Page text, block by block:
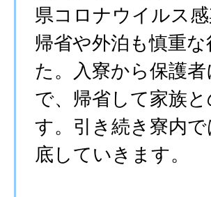
県コロナウイルス
帰省や外泊も慎重
た。入寮から保護
で、帰省して家族
す。引き続き寮内
底していきます。